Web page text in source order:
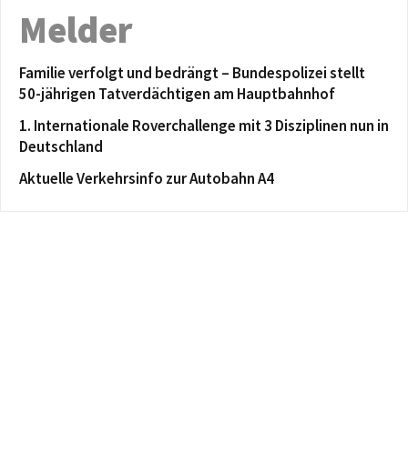
Melder
Familie verfolgt und bedrängt – Bundespolizei stellt
50-jährigen Tatverdächtigen am Hauptbahnhof
1. Internationale Roverchallenge mit 3 Disziplinen nun in
Deutschland
Aktuelle Verkehrsinfo zur Autobahn A4